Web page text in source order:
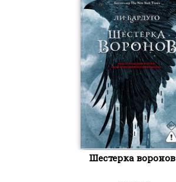
Шестерка воронов